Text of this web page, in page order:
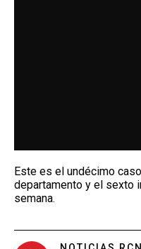
Este es el undécimo
departamento y el sexto
semana.